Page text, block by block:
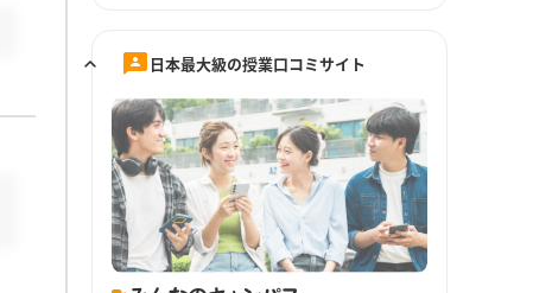
日本最大級の授業口コミサイト